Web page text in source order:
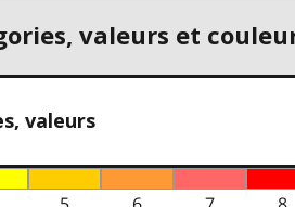
valeurs et
valeurs